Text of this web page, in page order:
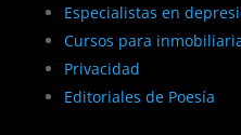
Especialistas en
Cursos para
Privacidad
Editoriales de Poesía